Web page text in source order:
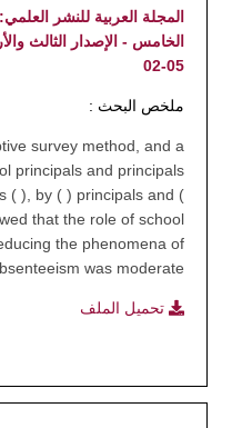
المجلة العربية للنشر العلمي:
05-02
ملخص البحث :
survey method, and a
principals and principals
( ), by ( ) principals and (
that the role of school
the phenomena of
was moderate.
تحميل الملف